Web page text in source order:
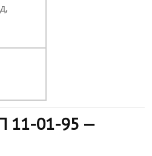
11-01-95 —